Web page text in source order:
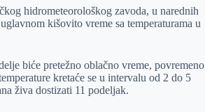
hidrometeorološkog zavoda, u narednih
kišovito vreme sa temperaturama u
biće pretežno oblačno vreme, povremeno
kretaće se u intervalu od 2 do 5
živa dostizati 11 podeljak.